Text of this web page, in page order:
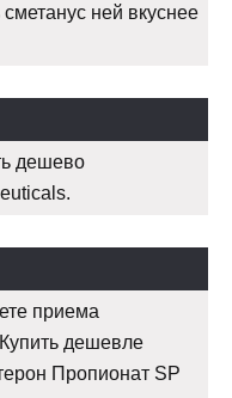
ней вкуснее
дешево
приема
дешевле
Пропионат SP